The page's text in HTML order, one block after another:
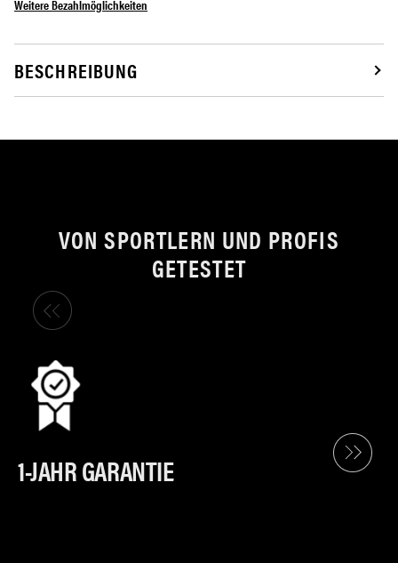
Weitere Bezahlmöglichkeiten
BESCHREIBUNG
VON SPORTLERN UND PROFIS
GETESTET
1-JAHR GARANTIE